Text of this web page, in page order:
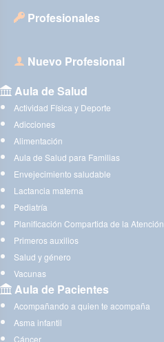
Profesionales
Nuevo Profesional
Aula de Salud
Actividad Física y Deporte
Adicciones
Alimentación
Aula de Salud para Familias
Envejecimiento saludable
Lactancia materna
Pediatría
Planificación Compartida de la Atención
Primeros auxilios
Salud y género
Vacunas
Aula de Pacientes
Acompañando a quien te acompaña
Asma infantil
Cáncer